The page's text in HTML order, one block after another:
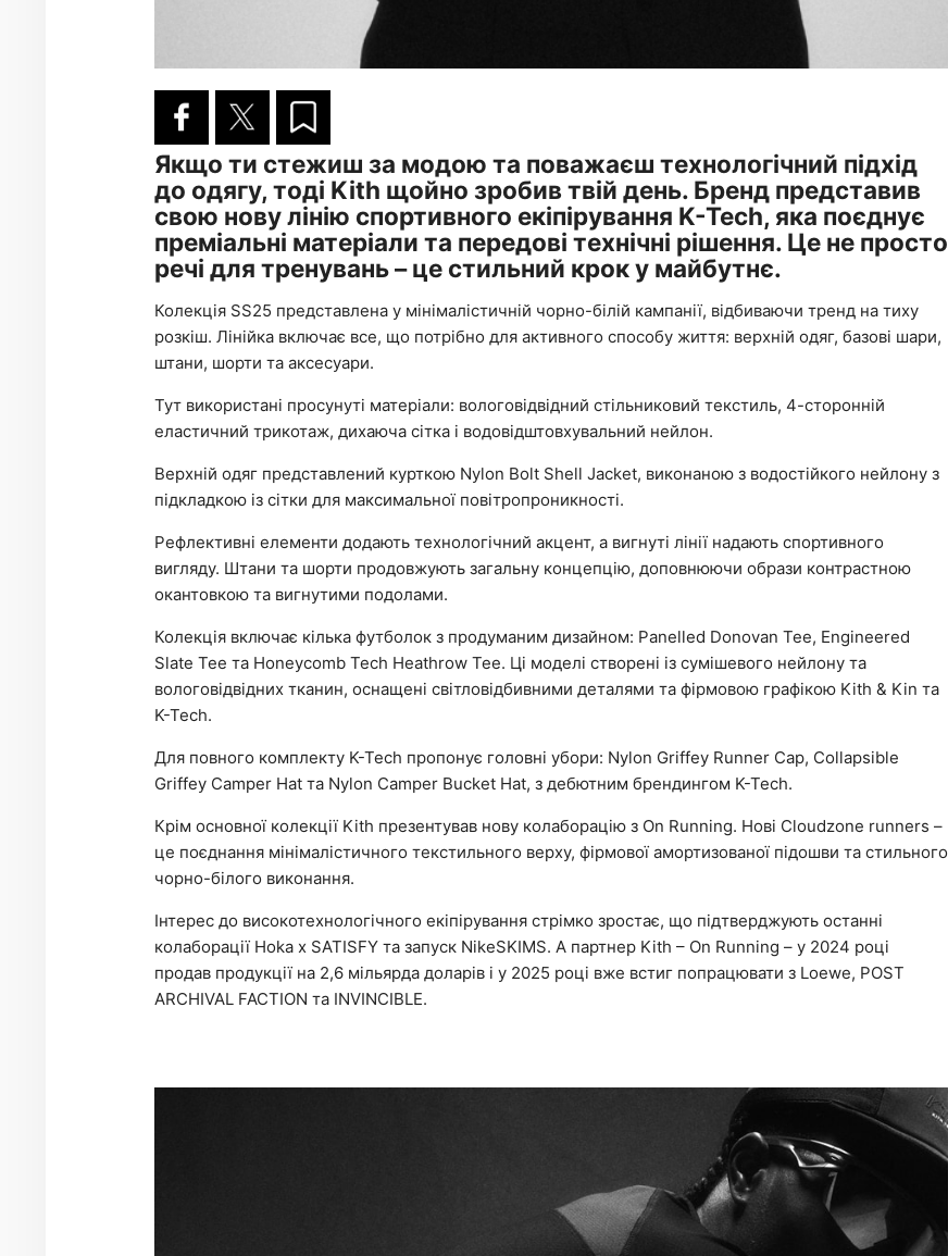
Якщо ти стежиш за модою та поважаєш технологічний підхід
до одягу, тоді Kith щойно зробив твій день. Бренд представив
свою нову лінію спортивного екіпірування K-Tech, яка поєднує
преміальні матеріали та передові технічні рішення. Це не просто
речі для тренувань – це стильний крок у майбутнє.
Колекція SS25 представлена ​​у мінімалістичній чорно-білій кампанії, відбиваючи тренд на тиху
розкіш. Лінійка включає все, що потрібно для активного способу життя: верхній одяг, базові шари,
штани, шорти та аксесуари.
Тут використані просунуті матеріали: вологовідвідний стільниковий текстиль, 4-сторонній
еластичний трикотаж, дихаюча сітка і водовідштовхувальний нейлон.
Верхній одяг представлений курткою Nylon Bolt Shell Jacket, виконаною з водостійкого нейлону з
підкладкою із сітки для максимальної повітропроникності.
Рефлективні елементи додають технологічний акцент, а вигнуті лінії надають спортивного
вигляду. Штани та шорти продовжують загальну концепцію, доповнюючи образи контрастною
окантовкою та вигнутими подолами.
Колекція включає кілька футболок з продуманим дизайном: Panelled Donovan Tee, Engineered
Slate Tee та Honeycomb Tech Heathrow Tee. Ці моделі створені із сумішевого нейлону та
вологовідвідних тканин, оснащені світловідбивними деталями та фірмовою графікою Kith & Kin та
K-Tech.
Для повного комплекту K-Tech пропонує головні убори: Nylon Griffey Runner Cap, Collapsible
Griffey Camper Hat та Nylon Camper Bucket Hat, з дебютним брендингом K-Tech.
Крім основної колекції Kith презентував нову колаборацію з On Running. Нові Cloudzone runners –
це поєднання мінімалістичного текстильного верху, фірмової амортизованої підошви та стильного
чорно-білого виконання.
Інтерес до високотехнологічного екіпірування стрімко зростає, що підтверджують останні
колаборації Hoka x SATISFY та запуск NikeSKIMS. А партнер Kith – On Running – у 2024 році
продав продукції на 2,6 мільярда доларів і у 2025 році вже встиг попрацювати з Loewe, POST
ARCHIVAL FACTION та INVINCIBLE.